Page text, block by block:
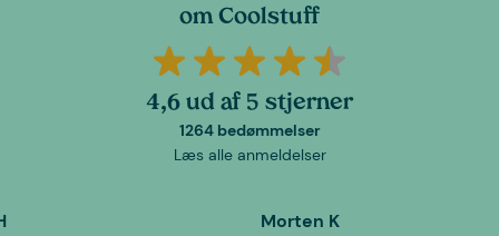
om Coolstuff
4,6 ud af 5 stjerner
1264 bedømmelser
Læs alle anmeldelser
Morten K